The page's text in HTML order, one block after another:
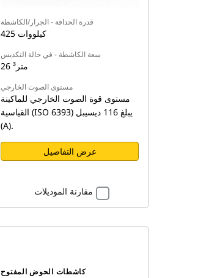
قدرة الحدافة - الجرار/الكاشطة
425 كيلووات
سعة الكاشطة - في حالة التكديس
26 متر³
مستوى الصوت الخارجي
مستوى قوة الصوت الخارجي للماكينة
القياسية (ISO 6393) يبلغ 116 ديسيبل
(A).
عرض التفاصيل
مقارنة الموديلات
كاشطات الحوض المفتوح